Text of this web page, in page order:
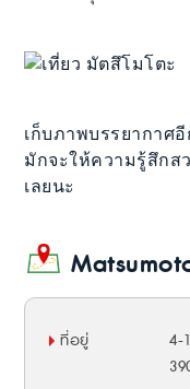
เก็บภาพบรรยากาศ
มักจะให้ความรู้สึกส
เลยนะ
ที่อยู่
4-